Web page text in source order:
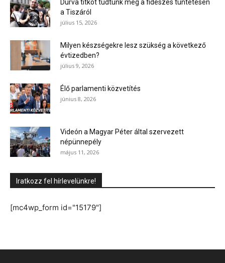
Durva titkot tudtunk meg a fideszes tüntetésen
a Tiszáról
július 15, 2026
Milyen készségekre lesz szükség a következő
évtizedben?
július 9, 2026
Élő parlamenti közvetítés
június 8, 2026
Videón a Magyar Péter által szervezett
népünnepély
május 11, 2026
Iratkozz fel hírlevelünkre!
[mc4wp_form id="15179"]